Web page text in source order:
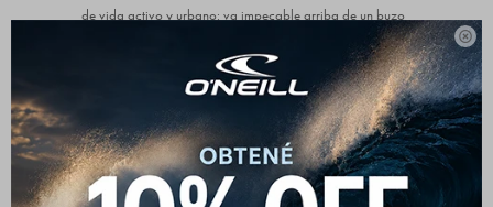

de vida activo y urbano: va impecable arriba de un buzo
cuello redondo, un canguro con capucha o incluso una
remera de manga larga.
Al no tener mangas, te da una comodidad bárbara para
manejar, andar en bici o caminar por la rambla. La
versión en negro mate es el básico infaltable que combina
con todo tu ropero, mientras que el tono camel/arena